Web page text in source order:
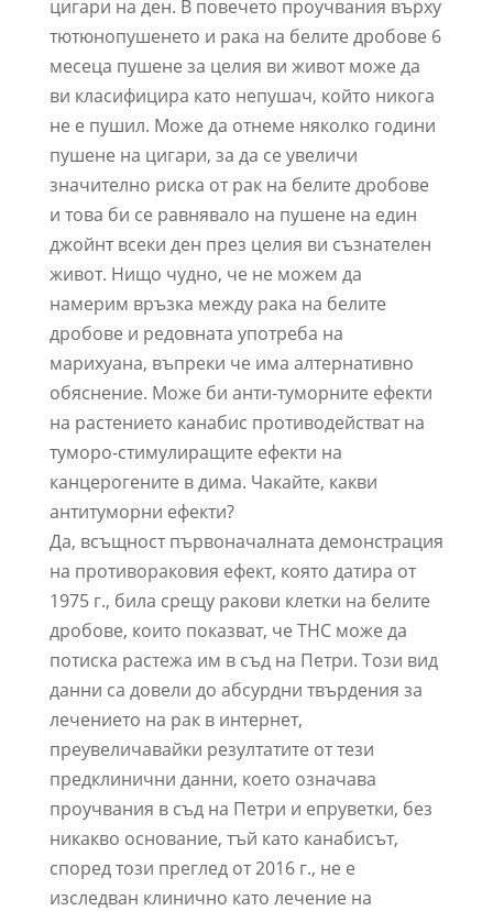
цигари на ден. В повечето проучвания върху
тютюнопушенето и рака на белите дробове 6
месеца пушене за целия ви живот може да
ви класифицира като непушач, който никога
не е пушил. Може да отнеме няколко години
пушене на цигари, за да се увеличи
значително риска от рак на белите дробове
и това би се равнявало на пушене на един
джойнт всеки ден през целия ви съзнателен
живот. Нищо чудно, че не можем да
намерим връзка между рака на белите
дробове и редовната употреба на
марихуана, въпреки че има алтернативно
обяснение. Може би анти-туморните ефекти
на растението канабис противодействат на
туморо-стимулиращите ефекти на
канцерогените в дима. Чакайте, какви
антитуморни ефекти?
Да, всъщност първоначалната демонстрация
на противораковия ефект, която датира от
1975 г., била срещу ракови клетки на белите
дробове, които показват, че THC може да
потиска растежа им в съд на Петри. Този вид
данни са довели до абсурдни твърдения за
лечението на рак в интернет,
преувеличавайки резултатите от тези
предклинични данни, което означава
проучвания в съд на Петри и епруветки, без
никакво основание, тъй като канабисът,
според този преглед от 2016 г., не е
изследван клинично като лечение на